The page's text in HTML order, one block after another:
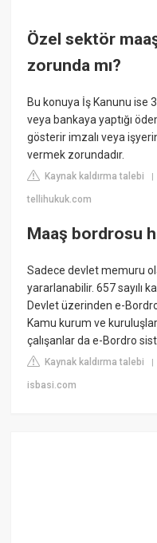
Özel sektör
zorunda mı?
Bu konuya İş Kanunu ise
veya bankaya yaptığı
gösterir imzalı veya
vermek zorundadır.
Kaynak kaldırma talebi
tellihukuk.com
Maaş bordrosu
Sadece devlet memuru
yararlanabilir. 657 sayılı
Devlet üzerinden e-
Kamu kurum ve
çalışanlar da e-Bordro
Kaynak kaldırma talebi
isbasi.com